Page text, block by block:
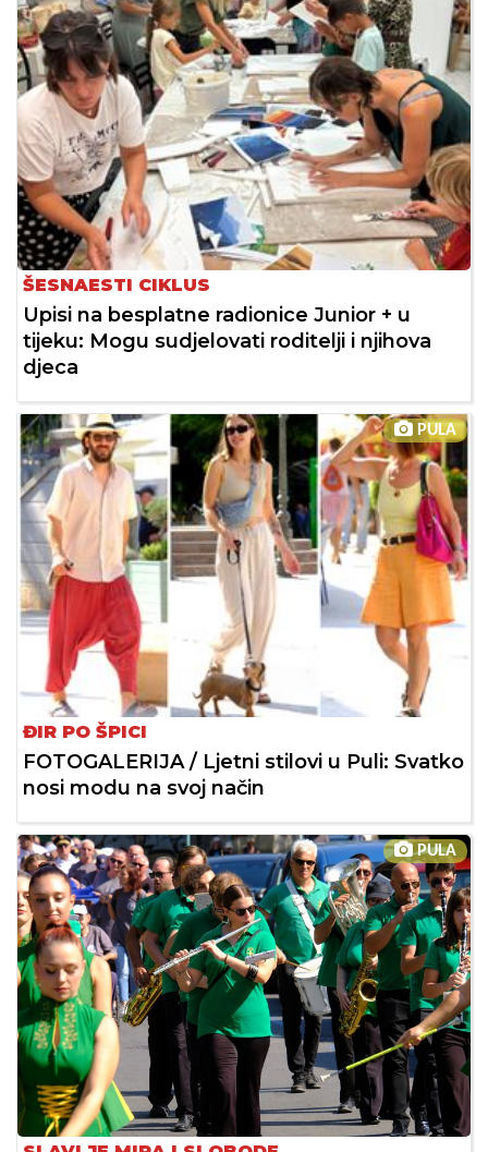
ŠESNAESTI CIKLUS
Upisi na besplatne radionice Junior + u
tijeku: Mogu sudjelovati roditelji i njihova
djeca
PULA
ĐIR PO ŠPICI
FOTOGALERIJA / Ljetni stilovi u Puli: Svatko
nosi modu na svoj način
PULA